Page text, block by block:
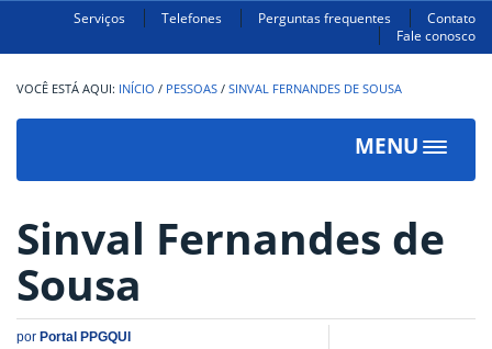
Serviços Telefones Perguntas frequentes
Contato
Fale conosco
INÍCIO / PESSOAS / SINVAL FERNANDES DE SOUSA
MENU
Toggle
Sinval Fernandes de
Sousa
por Portal PPGQUI